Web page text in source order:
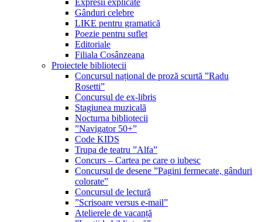
Expresii explicate
Gânduri celebre
LIKE pentru gramatică
Poezie pentru suflet
Editoriale
Filiala Cosânzeana
Proiectele bibliotecii
Concursul național de proză scurtă ”Radu
Rosetti”
Concursul de ex-libris
Stagiunea muzicală
Nocturna bibliotecii
”Navigator 50+”
Code KIDS
Trupa de teatru ”Alfa”
Concurs – Cartea pe care o iubesc
Concursul de desene ”Pagini fermecate, gânduri
colorate”
Concursul de lectură
”Scrisoare versus e-mail”
Atelierele de vacanță